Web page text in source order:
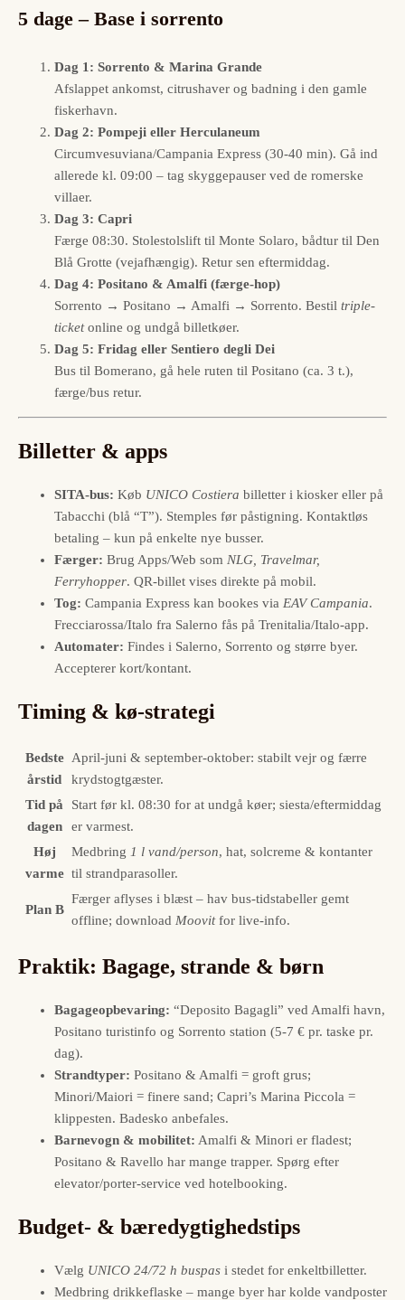
5 dage – Base i sorrento
Dag 1: Sorrento & Marina Grande
Afslappet ankomst, citrushaver og badning i den gamle
fiskerhavn.
Dag 2: Pompeji eller Herculaneum
Circumvesuviana/Campania Express (30-40 min). Gå ind
allerede kl. 09:00 – tag skyggepauser ved de romerske
villaer.
Dag 3: Capri
Færge 08:30. Sto­lestolslift til Monte Solaro, bådtur til Den
Blå Grotte (vejafhængig). Retur sen eftermiddag.
Dag 4: Positano & Amalfi (færge-hop)
Sorrento → Positano → Amalfi → Sorrento. Bestil triple-
ticketonline og undgå billetkøer.
Dag 5: Fridag eller Sentiero degli Dei
Bus til Bomerano, gå hele ruten til Positano (ca. 3 t.),
færge/bus retur.
Billetter & apps
SITA-bus: Køb UNICO Costiera billetter i kiosker eller på
Tabacchi (blå “T”). Stemples før påstigning. Kontaktløs
betaling – kun på enkelte nye busser.
Færger: Brug Apps/Web som NLG, Travelmar,
Ferryhopper. QR-billet vises direkte på mobil.
Tog: Campania Express kan bookes via EAV Campania.
Frecciarossa/Italo fra Salerno fås på Trenitalia/Italo-app.
Automater: Findes i Salerno, Sorrento og større byer.
Accepterer kort/kontant.
Timing & kø-strategi
Bedste
årstid
April-juni & september-oktober: stabilt vejr og færre
krydstogtgæster.
Tid på
dagen
Start før kl. 08:30 for at undgå køer; siesta/eftermiddag
er varmest.
Høj
varme
Medbring 1 l vand/person, hat, solcreme & kontanter
til strandparasoller.
Plan B
Færger aflyses i blæst – hav bus-tidstabeller gemt
offline; download Moovitfor live-info.
Praktik: Bagage, strande & børn
Bagageopbevaring: “Deposito Bagagli” ved Amalfi havn,
Positano turistinfo og Sorrento station (5-7 € pr. taske pr.
dag).
Strandtyper: Positano & Amalfi = groft grus;
Minori/Maiori = finere sand; Capri’s Marina Piccola =
klippesten. Badesko anbefales.
Barnevogn & mobilitet: Amalfi & Minori er fladest;
Positano & Ravello har mange trapper. Spørg efter
elevator/porter-service ved hotelbooking.
Budget- & bæredygtighedstips
Vælg UNICO 24/72 h buspas i stedet for enkeltbilletter.
Medbring drikkeflaske – mange byer har kolde vandposter